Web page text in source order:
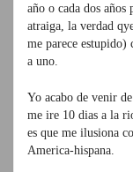
año o cada dos años
atraiga, la verdad
me parece estupido)
a uno.
Yo acabo de venir
me ire 10 dias a la
es que me ilusiona
America-hispana.